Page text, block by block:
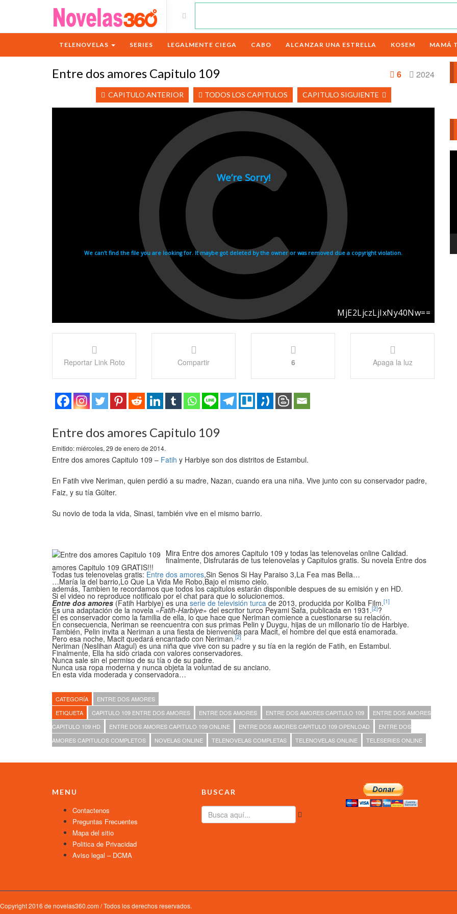
TELENOVELAS SERIES LEGALMENTE CIEGA CABO ALCANZAR UNA ESTRELLA KOSEM MAMÁ
Entre dos amores Capitulo 109 2024
6
CAPITULO ANTERIOR TODOS LOS CAPITULOS CAPITULO SIGUIENTE
Reportar Link Roto Compartir 6 Apaga la luz
Entre dos amores Capitulo 109
Emitido: miércoles, 29 de enero de 2014.
Entre dos amores Capitulo 109 – Fatih y Harbiye son dos distritos de Estambul.
En Fatih vive Neriman, quien perdió a su madre, Nazan, cuando era una niña. Vive junto con su conservador padre,
Faiz, y su tía Gülter.
Su novio de toda la vida, Sinasi, también vive en el mismo barrio.
Mira Entre dos amores Capitulo 109 y todas las telenovelas online Calidad.
finalmente, Disfrutarás de tus telenovelas y Capitulos gratis. Su novela Entre dos
amores Capitulo 109 GRATIS!!!
Todas tus telenovelas gratis: Entre dos amores,Sin Senos Si Hay Paraiso 3,La Fea mas Bella…
…María la del barrio,Lo Que La Vida Me Robo,Bajo el mismo cielo.
además, Tambien te recordamos que todos los capitulos estarán disponible despues de su emisión y en HD.
Si el video no reproduce notificalo por el chat para que lo solucionemos.
Entre dos amores (Fatih Harbiye) es una serie de televisión turca de 2013, producida por Koliba Film.[1]
Es una adaptación de la novela «Fatih-Harbiye» del escritor turco Peyami Safa, publicada en 1931.[2]?
Él es conservador como la familia de ella, lo que hace que Neriman comience a cuestionarse su relación.
En consecuencia, Neriman se reencuentra con sus primas Pelin y Duygu, hijas de un millonario tío de Harbiye.
También, Pelin invita a Neriman a una fiesta de bienvenida para Macit, el hombre del que está enamorada.
Pero esa noche, Macit quedará encantado con Neriman.[2]
Neriman (Neslihan Atagul) es una niña que vive con su padre y su tía en la región de Fatih, en Estambul.
Finalmente, Ella ha sido criada con valores conservadores.
Nunca sale sin el permiso de su tía o de su padre.
Nunca usa ropa moderna y nunca objeta la voluntad de su anciano.
En esta vida moderada y conservadora…
CATEGORÍA
ENTRE DOS AMORES
ETIQUETA
CAPITULO 109 ENTRE DOS AMORES ENTRE DOS AMORES ENTRE DOS AMORES CAPITULO 109
ENTRE DOS AMORES
CAPITULO 109 HD
ENTRE DOS AMORES CAPITULO 109 ONLINE ENTRE DOS AMORES CAPITULO 109 OPENLOAD
ENTRE DOS
AMORES CAPITULOS COMPLETOS
NOVELAS ONLINE TELENOVELAS COMPLETAS TELENOVELAS ONLINE TELESERIES ONLINE
MENU
Contactenos
Preguntas Frecuentes
Mapa del sitio
Politica de Privacidad
Aviso legal – DCMA
BUSCAR
Copyright 2016 de novelas360.com / Todos los derechos reservados.